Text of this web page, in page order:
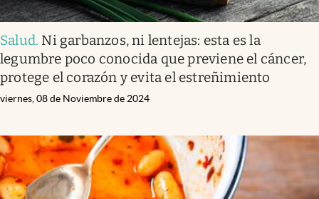
Salud. Ni garbanzos, ni lentejas: esta es la
legumbre poco conocida que previene el cáncer,
protege el corazón y evita el estreñimiento
viernes, 08 de Noviembre de 2024